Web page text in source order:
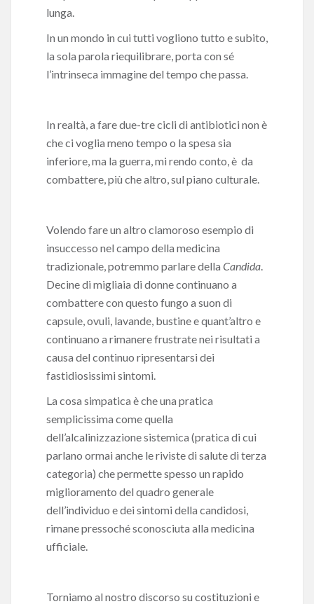
lunga.
In un mondo in cui tutti vogliono tutto e subito,
la sola parola riequilibrare, porta con sé
l’intrinseca immagine del tempo che passa.
In realtà, a fare due-tre cicli di antibiotici non è
che ci voglia meno tempo o la spesa sia
inferiore, ma la guerra, mi rendo conto, è da
combattere, più che altro, sul piano culturale.
Volendo fare un altro clamoroso esempio di
insuccesso nel campo della medicina
tradizionale, potremmo parlare della Candida.
Decine di migliaia di donne continuano a
combattere con questo fungo a suon di
capsule, ovuli, lavande, bustine e quant’altro e
continuano a rimanere frustrate nei risultati a
causa del continuo ripresentarsi dei
fastidiosissimi sintomi.
La cosa simpatica è che una pratica
semplicissima come quella
dell’alcalinizzazione sistemica (pratica di cui
parlano ormai anche le riviste di salute di terza
categoria) che permette spesso un rapido
miglioramento del quadro generale
dell’individuo e dei sintomi della candidosi,
rimane pressoché sconosciuta alla medicina
ufficiale.
Torniamo al nostro discorso su costituzioni e